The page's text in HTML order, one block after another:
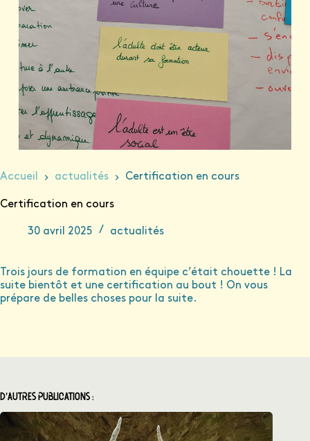
Accueil actualités Certification en cours
Certification en cours
30 avril 2025 actualités
Trois jours de formation en équipe c’était chouette ! La
suite bientôt et une certification au bout ! On vous
prépare de belles choses pour la suite.
D'autres publications :